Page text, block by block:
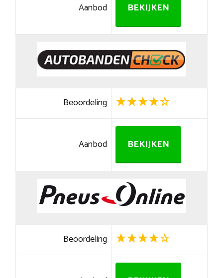
Aanbod BEKIJKEN
Beoordeling
Aanbod BEKIJKEN
Beoordeling